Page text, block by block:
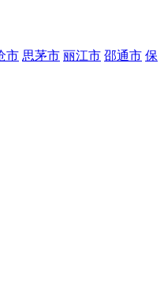
市 思茅市 丽江市 邵通市 保